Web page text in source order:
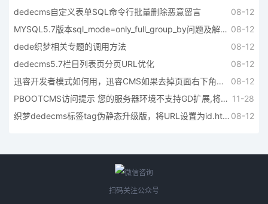
dedecms自定义表单SQL命令行批量删除恶意留言
08-12
MYSQL5.7版本sql_mode=only_full_group_by问题及解决方法 08-12
dede织梦相关专题的调用方法
08-12
dedecms5.7栏目列表页分页URL优化
08-12
迅睿开发者模式如何用，迅睿CMS如果去掉页面右下角的火的标志
08-12
PBOOTCMS访问提示 您的服务器环境不支持GD扩展,将无法使用验证码 11-28
织梦dedecms标签tag伪静态升级版，将URL设置为id.html附伪静态规则 08-12
扫码关注公众号